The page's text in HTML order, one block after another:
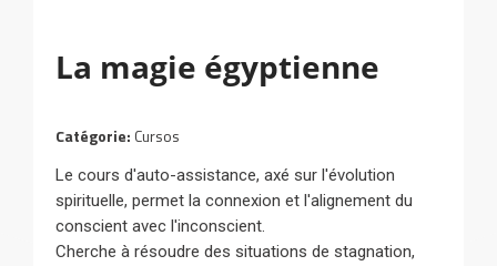
La magie égyptienne
Catégorie: Cursos
Le cours d'auto-assistance, axé sur l'évolution
spirituelle, permet la connexion et l'alignement du
conscient avec l'inconscient.
Cherche à résoudre des situations de stagnation,